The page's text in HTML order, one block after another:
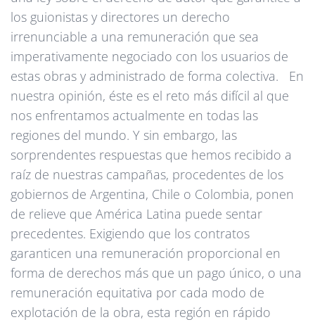
los guionistas y directores un derecho
irrenunciable a una remuneración que sea
imperativamente negociado con los usuarios de
estas obras y administrado de forma colectiva. En
nuestra opinión, éste es el reto más difícil al que
nos enfrentamos actualmente en todas las
regiones del mundo. Y sin embargo, las
sorprendentes respuestas que hemos recibido a
raíz de nuestras campañas, procedentes de los
gobiernos de Argentina, Chile o Colombia, ponen
de relieve que América Latina puede sentar
precedentes. Exigiendo que los contratos
garanticen una remuneración proporcional en
forma de derechos más que un pago único, o una
remuneración equitativa por cada modo de
explotación de la obra, esta región en rápido